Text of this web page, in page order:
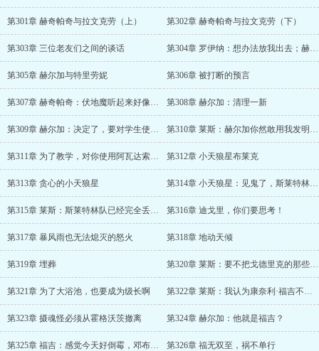
第301章 赫奇帕奇与拉文克劳（上） 第302章 赫奇帕奇与拉文克劳（下）
第303章 三位老友们之间的谈话 第304章 罗伊纳：想办法放我出去；赫尔加：我一定会常回来看你的
第305章 赫尔加与特里劳妮 第306章 被打断的预言
第307章 赫奇帕奇：伏地魔听起来好像也没什么特殊的 第308章 赫尔加：清理一新
第309章 赫尔加：决定了，要对学生使用黑魔法 第310章 莱斯：赫尔加你然敢用我发明的魔法对付我？
第311章 为了教学，对你使用阿瓦达索命吧！ 第312章 小天狼星布莱克
第313章 贪心的小天狼星 第314章 小天狼星：见鬼了，斯莱特林学院里居然真的有好人
第315章 莱斯：斯莱特林队已经完全丢弃了荣耀，我现在支持赫奇帕奇队 第316章 迪戈里，你们要思考！
第317章 暴风雨也无法熄灭的怒火 第318章 地动天倾
第319章 埋葬 第320章 莱斯：要不把戈德里克的那些玩意儿教给她？
第321章 为了大浴池，也要成为级长啊 第322章 莱斯：我认为康奈利·福吉不能胜任魔法部长的职位
第323章 摄魂怪必须从霍格沃茨撤离 第324章 赫尔加：他就是福吉？
第325章 福吉：感觉今天好倒霉，邓布利多你有什么头绪吗？ 第326章 福无双至，祸不单行